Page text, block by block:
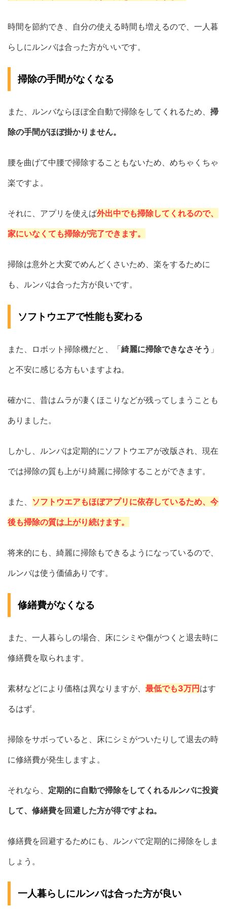
時間を節約でき、自分の使える時間も増えるので、一人暮
らしにルンバは合った方がいいです。
掃除の手間がなくなる
また、ルンバならほぼ全自動で掃除をしてくれるため、 掃
除の手間がほぼ掛かりません。
腰を曲げて中腰で掃除することもないため、めちゃくちゃ
楽ですよ。
それに、アプリを使えば外出中でも掃除してくれるので、
家にいなくても掃除が完了できます。
掃除は意外と大変でめんどくさいため、楽をするために
も、ルンバは合った方が良いです。
ソフトウエアで性能も変わる
また、ロボット掃除機だと、「綺麗に掃除できなさそう 」
と不安に感じる方もいますよね。
確かに、昔はムラが凄くほこりなどが残ってしまうことも
ありました。
しかし、ルンバは定期的にソフトウエアが改版され、現在
では掃除の質も上がり綺麗に掃除することができます。
また、 ソフトウエアもほぼアプリに依存しているため、今
後も掃除の質は上がり続けます。
将来的にも、綺麗に掃除もできるようになっているので、
ルンバは使う価値ありです。
修繕費がなくなる
また、一人暮らしの場合、床にシミや傷がつくと退去時に
修繕費を取られます。
素材などにより価格は異なりますが、 最低でも3万円はす
るはず。
掃除をサボっていると、床にシミがついたりして退去の時
に修繕費が発生しますよ。
それなら、 定期的に自動で掃除をしてくれるルンバに投資
して、修繕費を回避した方が得ですよね。
修繕費を回避するためにも、ルンバで定期的に掃除をしま
しょう。
一人暮らしにルンバは合った方が良い